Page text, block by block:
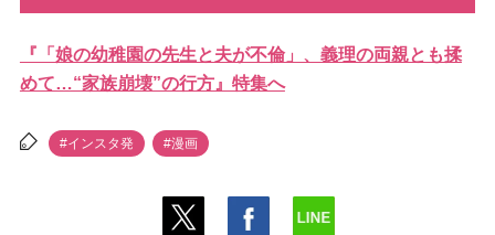
『「娘の幼稚園の先生と夫が不倫」、義理の両親とも揉
めて…“家族崩壊”の行方』特集へ
#インスタ発 #漫画